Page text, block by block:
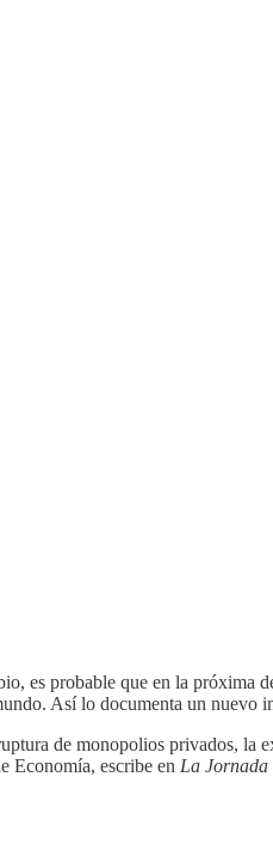
es probable que en la próxima
Así lo documenta un nuevo
de monopolios privados,
Economía, escribe en La Jornada